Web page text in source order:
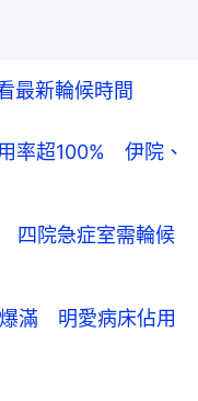
最新輪候時間
率超100% 伊院、
四院急症室需輪候
爆滿 明愛病床佔用